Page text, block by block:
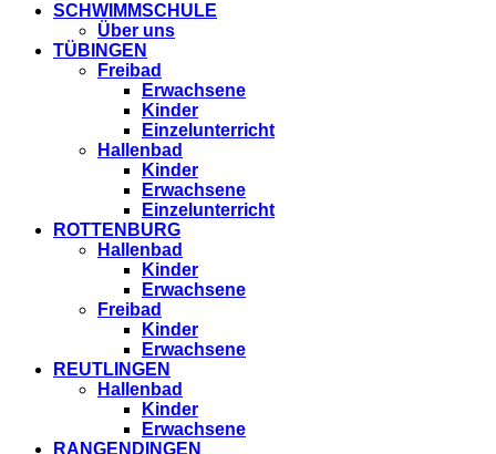
SCHWIMMSCHULE
Über uns
TÜBINGEN
Freibad
Erwachsene
Kinder
Einzelunterricht
Hallenbad
Kinder
Erwachsene
Einzelunterricht
ROTTENBURG
Hallenbad
Kinder
Erwachsene
Freibad
Kinder
Erwachsene
REUTLINGEN
Hallenbad
Kinder
Erwachsene
RANGENDINGEN